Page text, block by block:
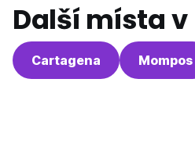
Další místa v
Cartagena Mompos